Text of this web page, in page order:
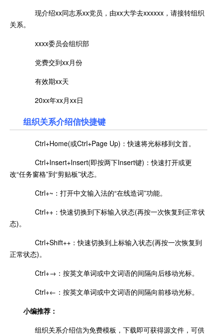
现介绍xx同志系xx党员，由xx大学去xxxxxx，请接转组织
关系。
xxxx委员会组织部
党费交到xx月份
有效期xx天
20xx年xx月xx日
组织关系介绍信快捷键
Ctrl+Home(或Ctrl+Page Up)：快速将光标移到文首。
Ctrl+Insert+Insert(即按两下Insert键)：快速打开或更
改“任务窗格”到“剪贴板”状态。
Ctrl+~：打开中文输入法的“在线造词”功能。
Ctrl++：快速切换到下标输入状态(再按一次恢复到正常状
态)。
Ctrl+Shift++：快速切换到上标输入状态(再按一次恢复到
正常状态)。
Ctrl+→：按英文单词或中文词语的间隔向后移动光标。
Ctrl+←：按英文单词或中文词语的间隔向前移动光标。
小编推荐：
组织关系介绍信为免费模板，下载即可获得源文件，可供